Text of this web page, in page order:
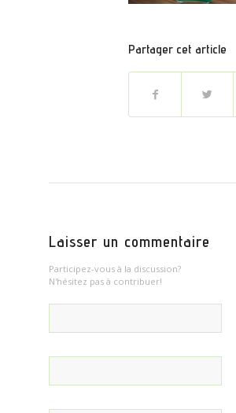
Partager cet article
Laisser un commentaire
Participez-vous à la discussion?
N'hésitez pas à contribuer!